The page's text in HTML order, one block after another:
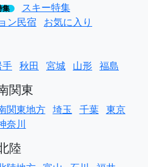
集
スキー特集
ン民宿 お気に入り
手 秋田 宮城 山形 福島
関東
関東地方 埼玉 千葉 東京
奈川
陸